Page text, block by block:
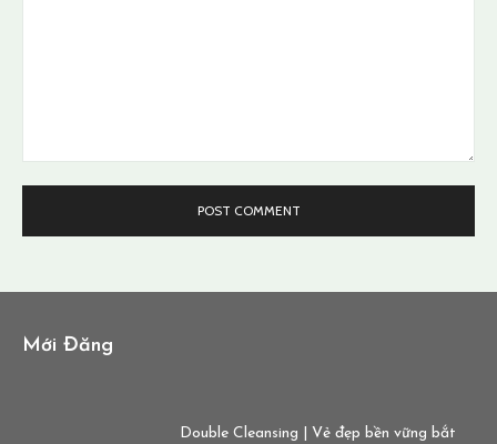
Mới Đăng
Double Cleansing | Vẻ đẹp bền vững bắt